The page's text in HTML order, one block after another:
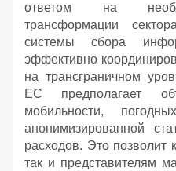
ответом на
трансформации
системы сбора
эффективно
на трансграничном
ЕС предполагает
мобильности,
анонимизированной
расходов. Это
так и представителям